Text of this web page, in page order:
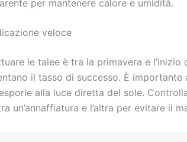
per mantenere calore e umidità.
veloce
le talee è tra la primavera e l’inizio
il tasso di successo. È importante
alla luce diretta del sole.
un’annaffiatura e l’altra per evitare il